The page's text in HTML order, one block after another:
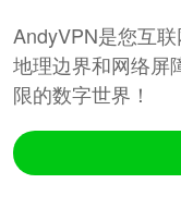
AndyVPN是您互
地理边界和网络屏
限的数字世界！